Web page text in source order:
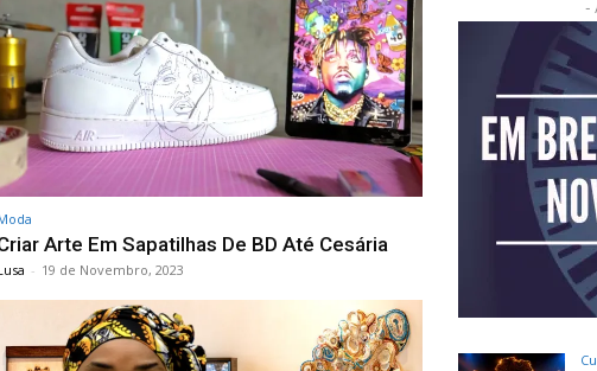
Arte Em Sapatilhas De BD Até Cesária
- 19 de Novembro, 2023
-